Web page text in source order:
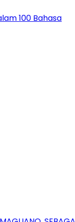
100 Bahasa